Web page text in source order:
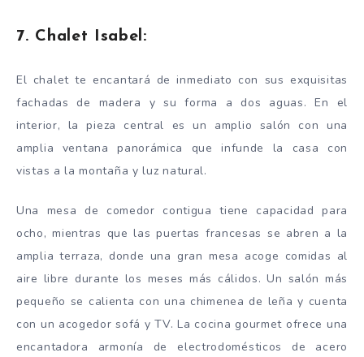
7. Chalet Isabel:
El chalet te encantará de inmediato con sus exquisitas
fachadas de madera y su forma a dos aguas. En el
interior, la pieza central es un amplio salón con una
amplia ventana panorámica que infunde la casa con
vistas a la montaña y luz natural.
Una mesa de comedor contigua tiene capacidad para
ocho, mientras que las puertas francesas se abren a la
amplia terraza, donde una gran mesa acoge comidas al
aire libre durante los meses más cálidos. Un salón más
pequeño se calienta con una chimenea de leña y cuenta
con un acogedor sofá y TV. La cocina gourmet ofrece una
encantadora armonía de electrodomésticos de acero